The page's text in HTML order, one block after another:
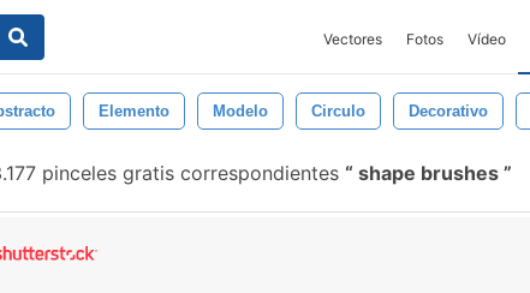
Vectores Fotos Vídeo
Elemento Modelo Circulo Decorativo
pinceles gratis correspondientes shape brushes